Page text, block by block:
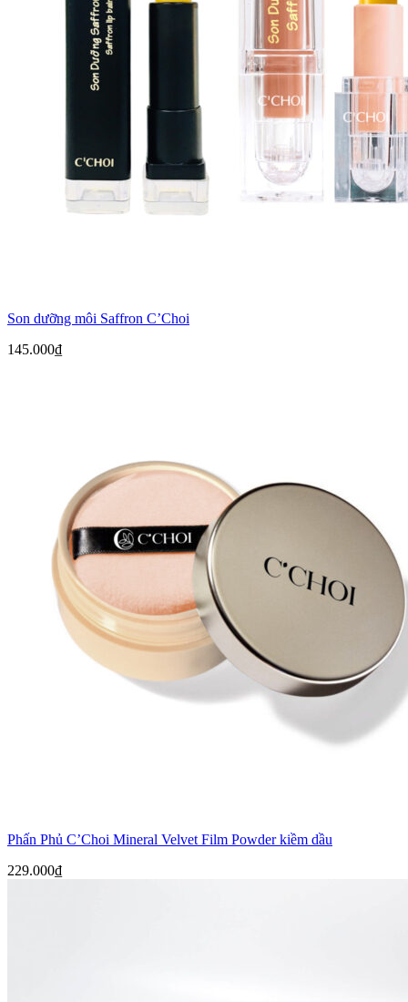
Son dưỡng môi Saffron C’Choi
145.000₫
Phấn Phủ C’Choi Mineral Velvet Film Powder kiềm dầu
229.000₫